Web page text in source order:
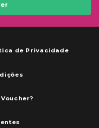
de Privacidade